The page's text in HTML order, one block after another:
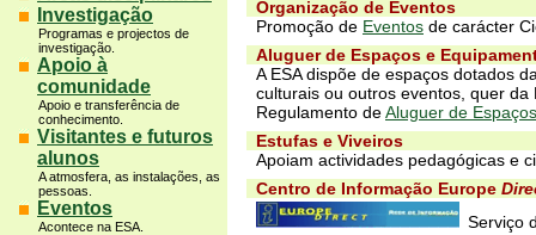
Investigação
Programas e projectos de
investigação.
Apoio à
comunidade
Apoio e transferência de
conhecimento.
Visitantes e futuros
alunos
A atmosfera, as instalações, as
pessoas.
Eventos
Acontece na ESA.
Organização de Eventos
Promoção de Eventos de carácter
Aluguer de Espaços e
A ESA dispõe de espaços dotados
culturais ou outros eventos, quer
Regulamento deAluguer de
Estufas e Viveiros
Apoiam actividades pedagógicas e
Centro de Informação Europe
Serviço